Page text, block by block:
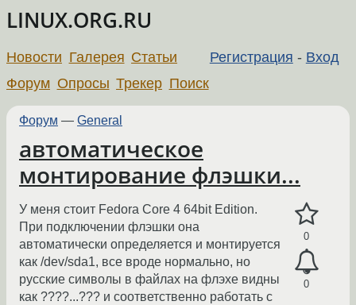
LINUX.ORG.RU
Регистрация - Вход
Новости Галерея Статьи
Форум Опросы Трекер Поиск
Форум — General
автоматическое
монтирование флэшки...
0
0
У меня стоит Fedora Core 4 64bit Edition.
При подключении флэшки она
автоматически определяется и монтируется
как /dev/sda1, все вроде нормально, но
русские символы в файлах на флэхе видны
как ????...??? и соответственно работать с